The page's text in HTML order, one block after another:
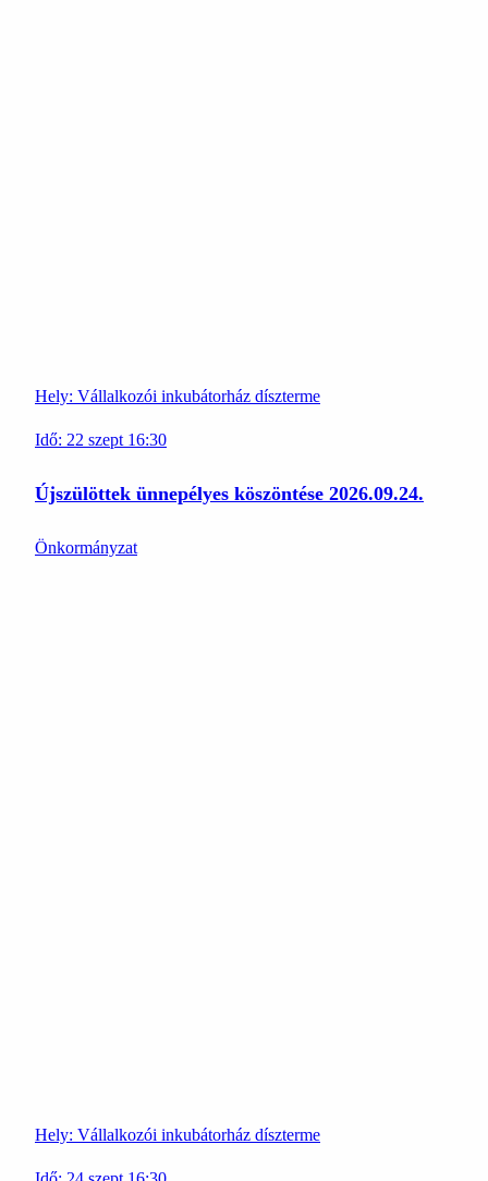
Hely: Vállalkozói inkubátorház díszterme
Idő: 22 szept 16:30
Újszülöttek ünnepélyes köszöntése 2026.09.24.
Önkormányzat
Hely: Vállalkozói inkubátorház díszterme